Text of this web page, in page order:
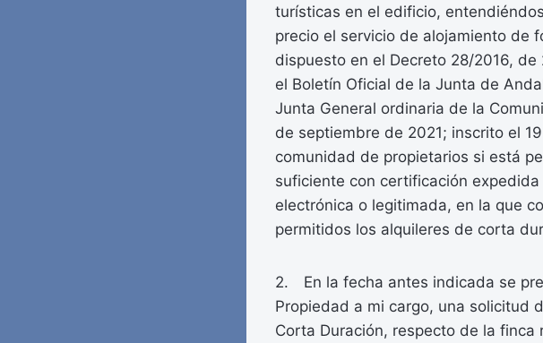
turísticas en el edificio,
precio el servicio de alojamiento de
dispuesto en el Decreto 28/2016,
el Boletín Oficial de la Junta de
Junta General ordinaria de la
de septiembre de 2021; inscrito el
comunidad de propietarios si está
suficiente con certificación
electrónica o legitimada, en la que
permitidos los alquileres de corta
2. En la fecha antes indicada se
Propiedad a mi cargo, una solicitud
Corta Duración, respecto de la